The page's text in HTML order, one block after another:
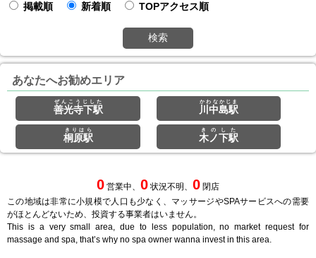
掲載順
新着順 TOPアクセス順
検索
あなたへお勧めエリア
善光寺下駅
ぜんこうじした
川中島駅
かわなかじま
桐原駅
きりはら
木ノ下駅
きのした
0 営業中、 0 状況不明、 0 閉店
この地域は非常に小規模で人口も少なく、マッサージやSPAサービスへの需要
がほとんどないため、投資する事業者はいません。
This is a very small area, due to less population, no market request for
massage and spa, that’s why no spa owner wanna invest in this area.